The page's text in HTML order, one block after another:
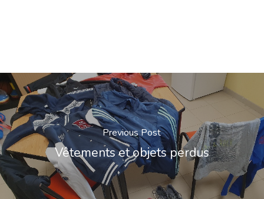
Previous Post
Vêtements et objets perdus